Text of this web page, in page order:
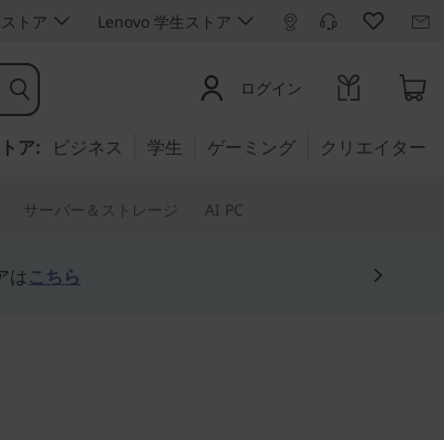
トア Lenovo 学生ストア
ログイン
ア: ビジネス 学生 ゲーミング クリエイター
サーバー＆ストレージ AI PC
はこちら